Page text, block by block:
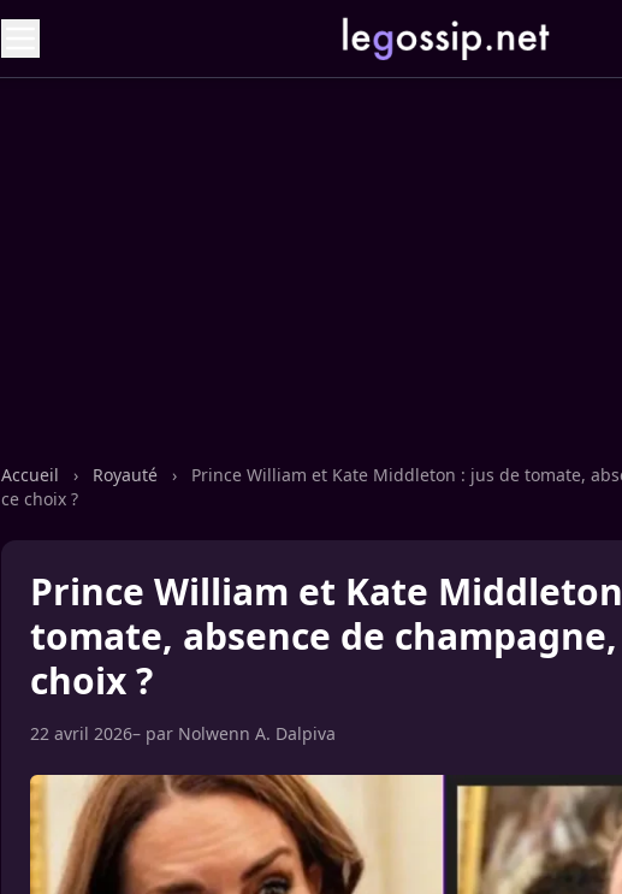
Accueil › Royauté ›
Prince William et Kate Middleton : jus de tomate,
ce choix ?
Prince William et Kate
tomate, absence de
choix ?
22 avril 2026– par Nolwenn A. Dalpiva